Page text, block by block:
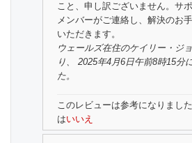
こと、申し訳ございません。サ
メンバーがご連絡し、解決のお
いただきます。
ウェールズ在住のケイリー・ジ
り、 2025年4月6日午前8時15分
た。
このレビューは参考になりまし
はいいえ